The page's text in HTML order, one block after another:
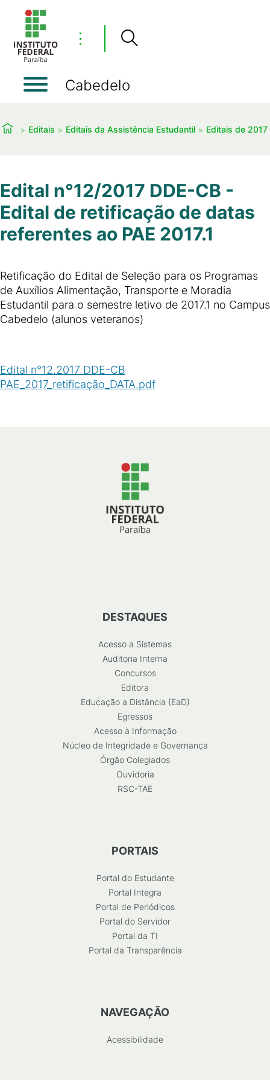
⋮
Cabedelo
Editais Editais da Assistência Estudantil Editais de 2017
Edital n°12/2017 DDE-CB -
Edital de retificação de datas
referentes ao PAE 2017.1
Retificação do Edital de Seleção para os Programas
de Auxílios Alimentação, Transporte e Moradia
Estudantil para o semestre letivo de 2017.1 no Campus
Cabedelo (alunos veteranos)
Edital n°12.2017 DDE-CB
PAE_2017_retificação_DATA.pdf
DESTAQUES
Acesso a Sistemas
Auditoria Interna
Concursos
Editora
Educação a Distância (EaD)
Egressos
Acesso à Informação
Núcleo de Integridade e Governança
Órgão Colegiados
Ouvidoria
RSC-TAE
PORTAIS
Portal do Estudante
Portal Integra
Portal de Periódicos
Portal do Servidor
Portal da TI
Portal da Transparência
NAVEGAÇÃO
Acessibilidade